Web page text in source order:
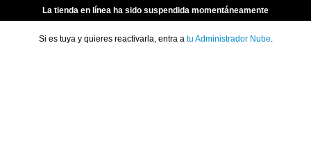
La tienda en línea ha sido suspendida momentáneamente
Si es tuya y quieres reactivarla, entra a tu Administrador Nube.